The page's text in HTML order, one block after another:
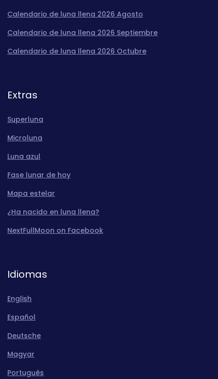
Calendario de luna llena 2026 Agosto
Calendario de luna llena 2026 Septiembre
Calendario de luna llena 2026 Octubre
Extras
Superluna
Microluna
Luna azul
Fase lunar de hoy
Mapa estelar
¿Ha nacido en luna llena?
NextFullMoon on Facebook
Idiomas
English
Español
Deutsche
Magyar
Português